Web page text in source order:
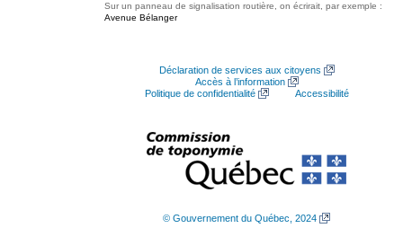
Sur un panneau de signalisation routière, on écrirait, par exemple :
Avenue Bélanger
Déclaration de services aux citoyens
Accès à l’information
Politique de confidentialité
Accessibilité
© Gouvernement du Québec, 2024